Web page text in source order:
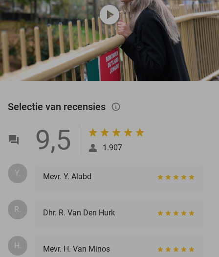
play_circle
Selectie van recensies info_outlined
9,5 1.907
Y. Mevr. Y. Alabd
R. Dhr. R. Van Den Hurk
H. Mevr. H. Van Minos